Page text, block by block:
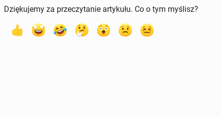
Dziękujemy za przeczytanie artykułu. Co o tym myślisz?